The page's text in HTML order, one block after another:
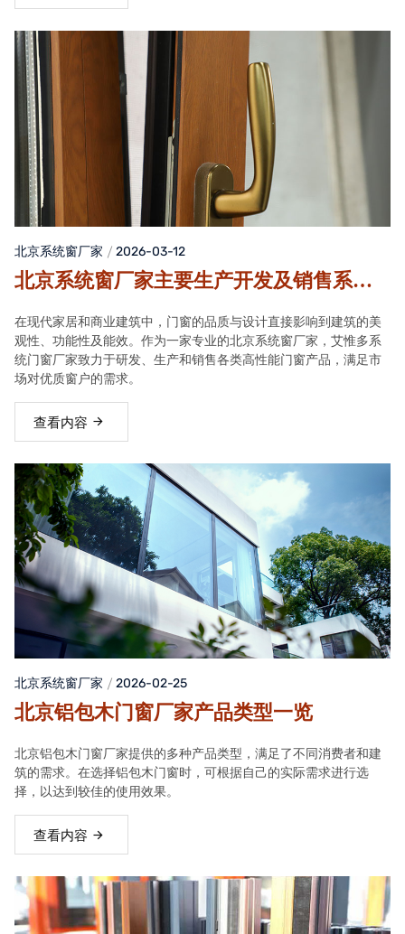
北京系统窗厂家 2026-03-12
北京系统窗厂家主要生产开发及销售系统
门窗,家装工程窗户定制
在现代家居和商业建筑中，门窗的品质与设计直接影响到建筑的美
观性、功能性及能效。作为一家专业的北京系统窗厂家，艾惟多系
统门窗厂家致力于研发、生产和销售各类高性能门窗产品，满足市
场对优质窗户的需求。
查看内容
北京系统窗厂家 2026-02-25
北京铝包木门窗厂家产品类型一览
北京铝包木门窗厂家提供的多种产品类型，满足了不同消费者和建
筑的需求。在选择铝包木门窗时，可根据自己的实际需求进行选
择，以达到较佳的使用效果。
查看内容